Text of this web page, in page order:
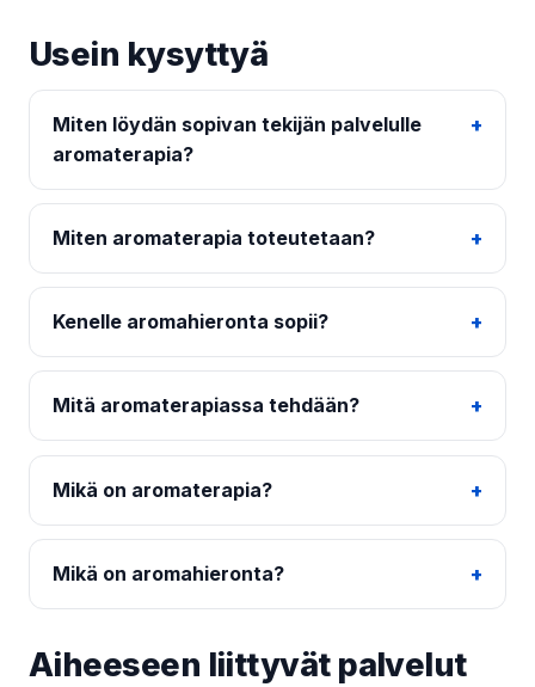
Usein kysyttyä
Miten löydän sopivan tekijän palvelulle
aromaterapia?
Miten aromaterapia toteutetaan?
Kenelle aromahieronta sopii?
Mitä aromaterapiassa tehdään?
Mikä on aromaterapia?
Mikä on aromahieronta?
Aiheeseen liittyvät palvelut